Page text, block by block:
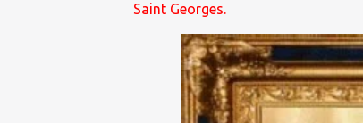
Saint Georges.